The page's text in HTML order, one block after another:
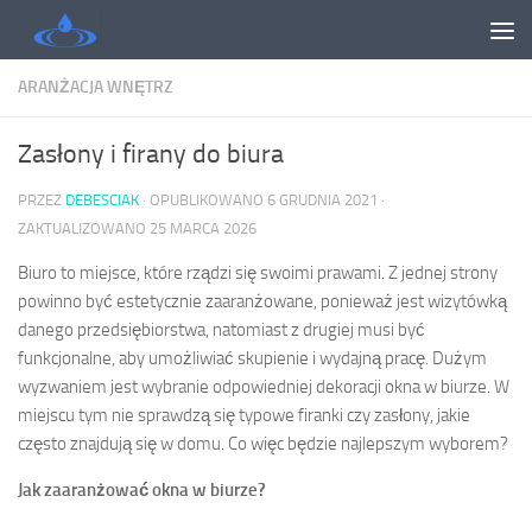
Skip to content
ARANŻACJA WNĘTRZ
Zasłony i firany do biura
PRZEZ DEBESCIAK · OPUBLIKOWANO 6 GRUDNIA 2021 ·
ZAKTUALIZOWANO 25 MARCA 2026
Biuro to miejsce, które rządzi się swoimi prawami. Z jednej strony
powinno być estetycznie zaaranżowane, ponieważ jest wizytówką
danego przedsiębiorstwa, natomiast z drugiej musi być
funkcjonalne, aby umożliwiać skupienie i wydajną pracę. Dużym
wyzwaniem jest wybranie odpowiedniej dekoracji okna w biurze. W
miejscu tym nie sprawdzą się typowe firanki czy zasłony, jakie
często znajdują się w domu. Co więc będzie najlepszym wyborem?
Jak zaaranżować okna w biurze?